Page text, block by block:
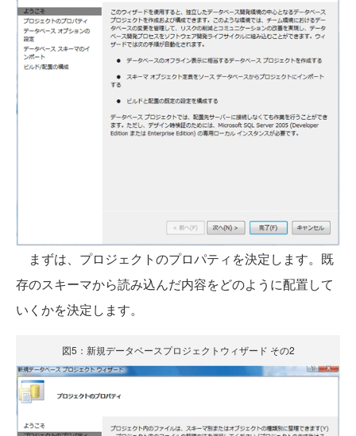
まずは、プロジェクトのプロパティを決定します。既
存のスキーマから読み込んだ内容をどのように配置して
いくかを決定します。
図5：新規データベースプロジェクトウィザード その2